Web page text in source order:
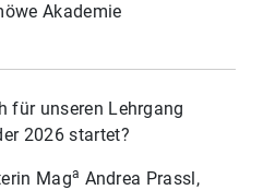
Akademie
für unseren Lehrgang
2026 startet?
Maga Andrea Prassl,